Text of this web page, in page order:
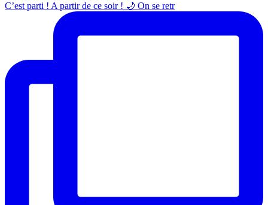
C’est parti ! A partir de ce soir ! 🌙 On se retr